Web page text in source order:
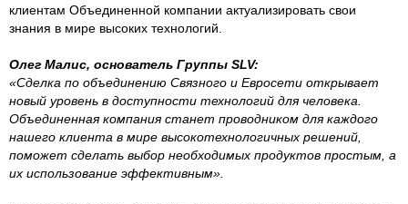
клиентам Объединенной компании актуализировать свои
знания в мире высоких технологий.
Олег Малис, основатель Группы SLV:
«Сделка по объединению Связного и Евросети открывает
новый уровень в доступности технологий для человека.
Объединенная компания станет проводником для каждого
нашего клиента в мире высокотехнологичных решений,
поможет сделать выбор необходимых продуктов простым, а
их использование эффективным».